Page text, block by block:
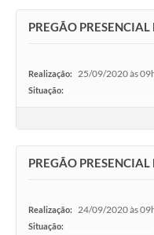
PREGÃO
Realização: 25/09/2020 às
Situação:
PREGÃO
Realização: 24/09/2020 às
Situação: